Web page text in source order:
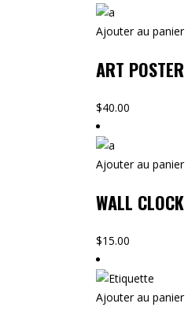
Ajouter au panier
ART POSTER
$40.00
Ajouter au panier
WALL CLOCK
$15.00
Ajouter au panier